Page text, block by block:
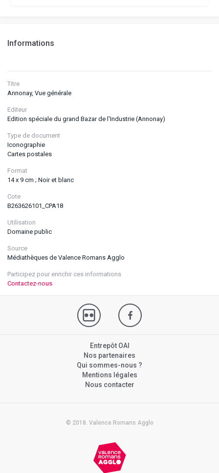
Informations
Titre
Annonay, Vue générale
Editeur
Edition spéciale du grand Bazar de l'Industrie (Annonay)
Type de document
Iconographie
Cartes postales
Format
14 x 9 cm ; Noir et blanc
Cote
B263626101_CPA18
Utilisation
Domaine public
Source
Médiathèques de Valence Romans Agglo
Participez pour enrichir ces informations
Contactez-nous
Entrepôt OAI
Nos partenaires
Qui sommes-nous ?
Mentions légales
Nous contacter
© 2018. Valence Romans Agglo